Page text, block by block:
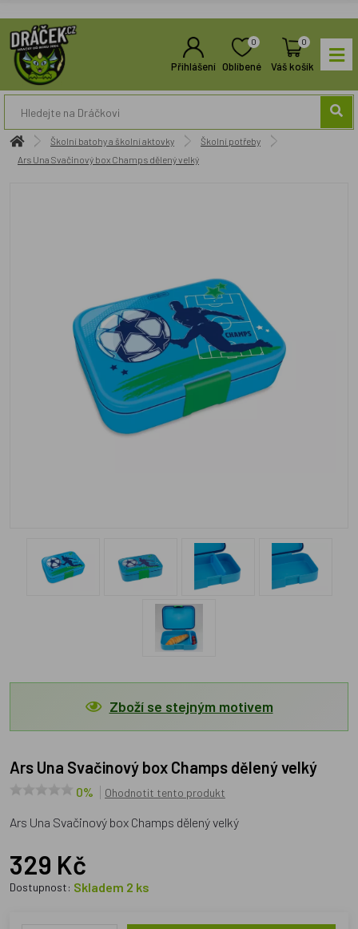
Přihlášení
0
Oblíbené
0
Váš košík
Školní batohy a školní aktovky
Školní potřeby
Ars Una Svačinový box Champs dělený velký
Zboží se stejným motivem
Ars Una Svačinový box Champs dělený velký
0% Ohodnotit tento produkt
Ars Una Svačinový box Champs dělený velký
329 Kč
Dostupnost: Skladem 2 ks